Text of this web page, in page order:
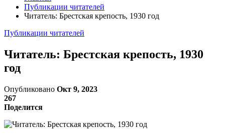
Публикации читателей
Читатель: Брестская крепость, 1930 год
Публикации читателей
Читатель: Брестская крепость, 1930
год
Опубликовано Окт 9, 2023
267
Поделится